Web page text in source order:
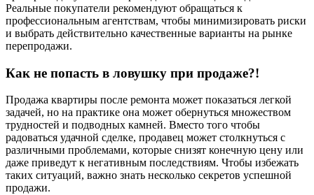
Реальные покупатели рекомендуют обращаться к
профессиональным агентствам, чтобы минимизировать риски
и выбрать действительно качественные варианты на рынке
перепродажи.
Как не попасть в ловушку при продаже?!
Продажа квартиры после ремонта может показаться легкой
задачей, но на практике она может обернуться множеством
трудностей и подводных камней. Вместо того чтобы
радоваться удачной сделке, продавец может столкнуться с
различными проблемами, которые снизят конечную цену или
даже приведут к негативным последствиям. Чтобы избежать
таких ситуаций, важно знать несколько секретов успешной
продажи.